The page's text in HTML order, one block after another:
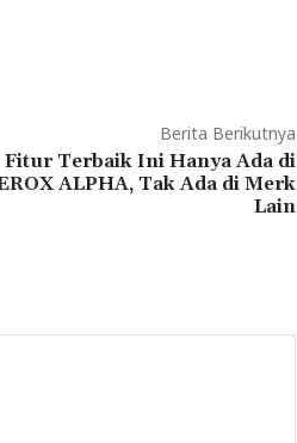
Berita Berikutnya
Fitur Terbaik Ini Hanya Ada di
ALPHA, Tak Ada di Merk
Lain